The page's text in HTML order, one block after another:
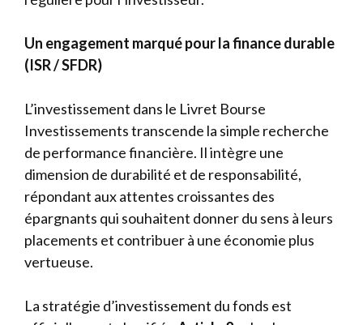
Un engagement marqué pour la finance durable
(ISR / SFDR)
L’investissement dans le Livret Bourse
Investissements transcende la simple recherche
de performance financière. Il intègre une
dimension de durabilité et de responsabilité,
répondant aux attentes croissantes des
épargnants qui souhaitent donner du sens à leurs
placements et contribuer à une économie plus
vertueuse.
La stratégie d’investissement du fonds est